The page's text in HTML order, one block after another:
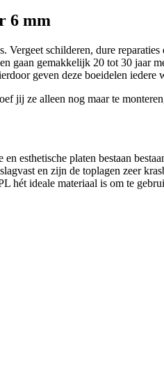
6 mm
schilderen, dure
gaan gemakkelijk 20 tot 30 jaar
geven deze boeidelen iedere
jij ze alleen nog maar te
esthetische platen bestaan
en zijn de toplagen zeer
hét ideale materiaal is om te